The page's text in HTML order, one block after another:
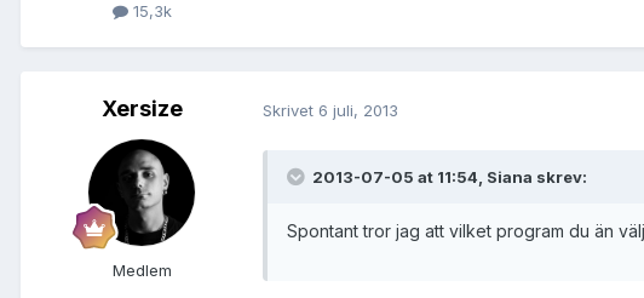
15,3k
Xersize
Medlem
Skrivet 6 juli, 2013
2013-07-05 at 11:54, Siana skrev:
Spontant tror jag att vilket program du än